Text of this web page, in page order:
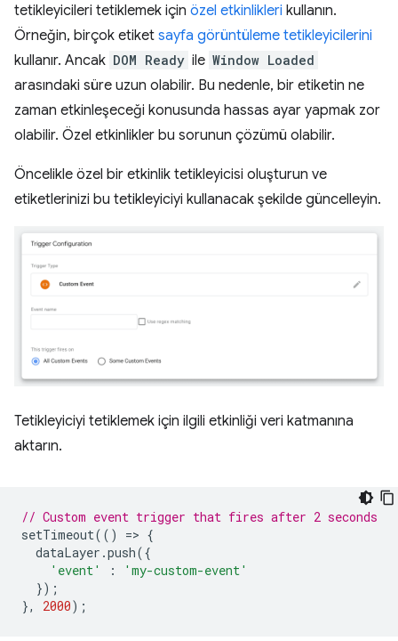
tetikleyicileri tetiklemek için özel etkinlikleri kullanın.
Örneğin, birçok etiket sayfa görüntüleme tetikleyicilerini
kullanır. Ancak DOM Ready ile Window Loaded
arasındaki süre uzun olabilir. Bu nedenle, bir etiketin ne
zaman etkinleşeceği konusunda hassas ayar yapmak zor
olabilir. Özel etkinlikler bu sorunun çözümü olabilir.
Öncelikle özel bir etkinlik tetikleyicisi oluşturun ve
etiketlerinizi bu tetikleyiciyi kullanacak şekilde güncelleyin.
Tetikleyiciyi tetiklemek için ilgili etkinliği veri katmanına
aktarın.
// Custom event trigger that fires after 2 seconds
setTimeout(() => {
dataLayer .push({
'event'
:
'my-custom-event'
});
},
2000);